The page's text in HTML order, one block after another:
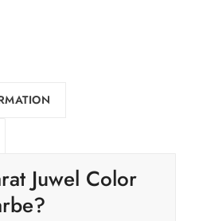
Juwel Color